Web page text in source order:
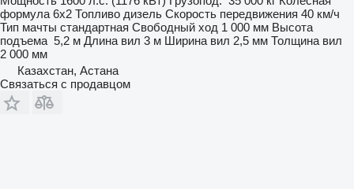
формула 6x2 Топливо дизель Скорость передвижения 40 км/ч
Тип мачты стандартная Свободный ход 1 000 мм Высота
подъема 5,2 м Длина вил 3 м Ширина вил 2,5 мм Толщина вил
2 000 мм
Казахстан, Астана
Связаться с продавцом